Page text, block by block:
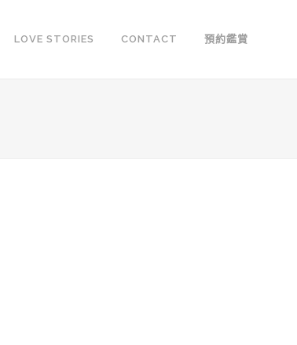
LOVE STORIES CONTACT 預約鑑賞